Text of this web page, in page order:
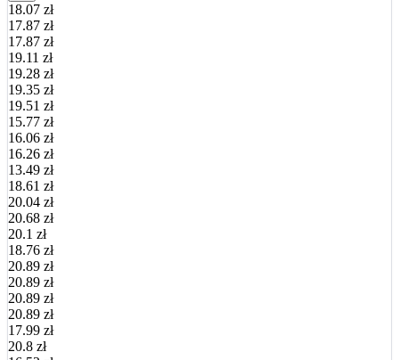
18.07 zł
17.87 zł
17.87 zł
19.11 zł
19.28 zł
19.35 zł
19.51 zł
15.77 zł
16.06 zł
16.26 zł
13.49 zł
18.61 zł
20.04 zł
20.68 zł
20.1 zł
18.76 zł
20.89 zł
20.89 zł
20.89 zł
20.89 zł
17.99 zł
20.8 zł